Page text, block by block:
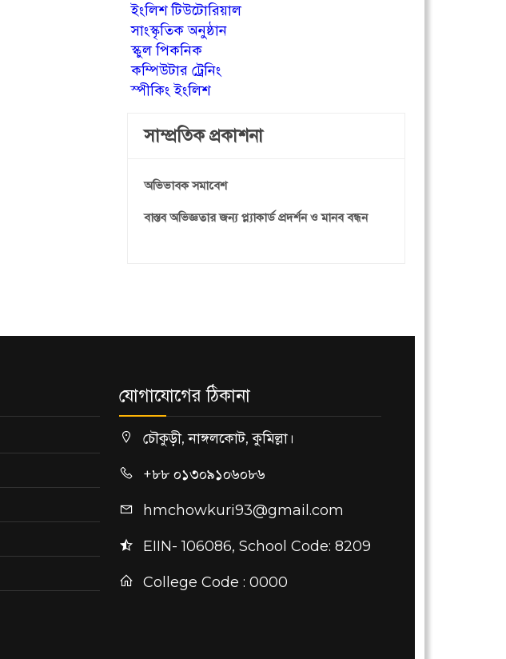
ইংলিশ টিউটোরিয়াল
সাংস্কৃতিক অনুষ্ঠান
স্কুল পিকনিক
কম্পিউটার ট্রেনিং
স্পীকিং ইংলিশ
সাম্প্রতিক প্রকাশনা
অভিভাবক সমাবেশ
বাস্তব অভিজ্ঞতার জন্য প্ল্যাকার্ড প্রদর্শন ও মানব বন্ধন
যোগাযোগের ঠিকানা
চৌকুড়ী, নাঙ্গলকোট, কুমিল্লা।
+৮৮ ০১৩০৯১০৬০৮৬
hmchowkuri93@gmail.com
EIIN- 106086, School Code: 8209
College Code : 0000